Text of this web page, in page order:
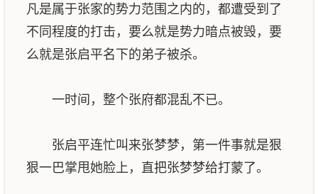
凡是属于张家的势力范围之内的，都遭受到了
不同程度的打击，要么就是势力暗点被毁，要
么就是张启平名下的弟子被杀。
一时间，整个张府都混乱不已。
张启平连忙叫来张梦梦，第一件事就是狠
狠一巴掌甩她脸上，直把张梦梦给打蒙了。